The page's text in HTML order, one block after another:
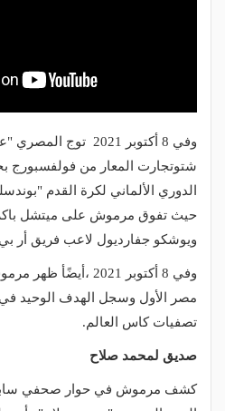
وفي 8 أكتوبر 2021
شتوتجارت المعار من
الدوري الألماني لكرة القدم
حيث تفوق مرموش على ميتشل باكر
ويوشكو جفارديول لاعب فريق أر بي
وفي 8 أكتوبر 2021
تصفيات كاس العالم.
صديق لمحمد صلاح
كشف مرموش في حوار صحفي